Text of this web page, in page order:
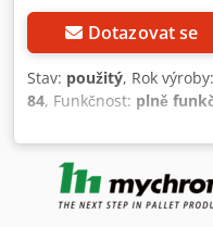
Dotazovat se
Stav: použitý, Rok výroby:
84, Funkčnost: plně
, výška
hrany:51 mm, typ
ose X:11 m/min , typ
1 280 mm , celková délka:
, celková hmotnost: